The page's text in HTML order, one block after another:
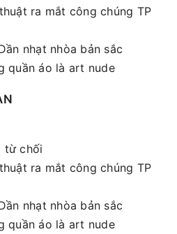
ra mắt công chúng TP
nhạt nhòa bản sắc
quần áo là art nude
từ chối
ra mắt công chúng TP
nhạt nhòa bản sắc
quần áo là art nude